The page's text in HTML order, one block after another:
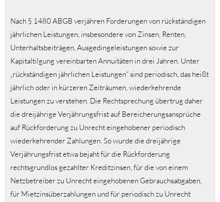
Nach § 1480 ABGB verjähren Forderungen von rückständigen
jährlichen Leistungen, insbesondere von Zinsen, Renten,
Unterhaltsbeiträgen, Ausgedingeleistungen sowie zur
Kapitaltilgung vereinbarten Annuitäten in drei Jahren. Unter
„rückständigen jährlichen Leistungen“ sind periodisch, das heißt
jährlich oder in kürzeren Zeiträumen, wiederkehrende
Leistungen zu verstehen. Die Rechtsprechung übertrug daher
die dreijährige Verjährungsfrist auf Bereicherungsansprüche
auf Rückforderung zu Unrecht eingehobener periodisch
wiederkehrender Zahlungen. So wurde die dreijährige
Verjährungsfrist etwa bejaht für die Rückforderung
rechtsgrundlos gezahlter Kreditzinsen, für die von einem
Netzbetreiber zu Unrecht eingehobenen Gebrauchsabgaben,
für Mietzinsüberzahlungen und für periodisch zu Unrecht